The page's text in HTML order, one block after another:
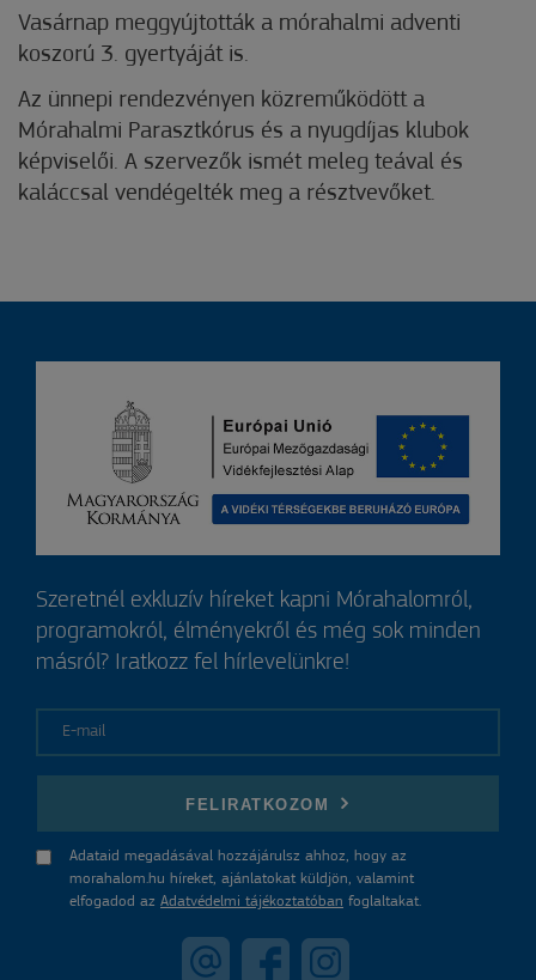
Vasárnap meggyújtották a mórahalmi adventi
koszorú 3. gyertyáját is.
Az ünnepi rendezvényen közreműködött a
Mórahalmi Parasztkórus és a nyugdíjas klubok
képviselői. A szervezők ismét meleg teával és
kaláccsal vendégelték meg a résztvevőket.
Szeretnél exkluzív híreket kapni Mórahalomról,
programokról, élményekről és még sok minden
másról? Iratkozz fel hírlevelünkre!
FELIRATKOZOM
Adataid megadásával hozzájárulsz ahhoz, hogy az
morahalom.hu híreket, ajánlatokat küldjön, valamint
elfogadod az Adatvédelmi tájékoztatóban foglaltakat.